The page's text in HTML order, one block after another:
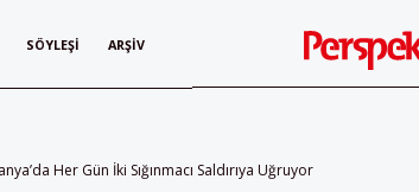
SÖYLEŞI ARŞIV
Her Gün İki Sığınmacı Saldırıya Uğruyor